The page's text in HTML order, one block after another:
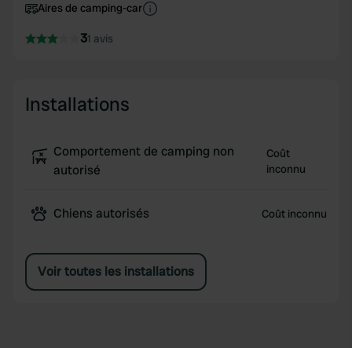
Aires de camping-car
31 avis
Installations
Comportement de camping non
autorisé
Coût
inconnu
Chiens autorisés Coût inconnu
Voir toutes les installations